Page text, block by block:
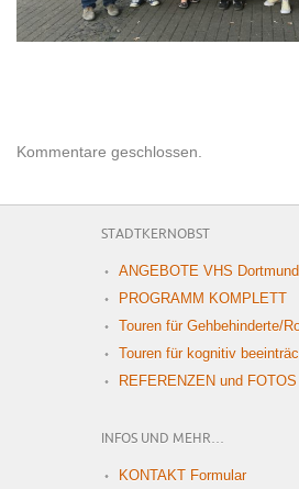
Kommentare geschlossen.
STADTKERNOBST
ANGEBOTE VHS Dortmund
PROGRAMM KOMPLETT
Touren für Gehbehinderte/
Touren für kognitiv
REFERENZEN und FOTOS
INFOS UND MEHR…
KONTAKT Formular